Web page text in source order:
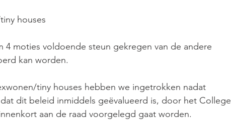
houses
4 moties voldoende steun gekregen van de andere
kan worden.
tiny houses hebben we ingetrokken nadat
dit beleid inmiddels geëvalueerd is, door het College
aan de raad voorgelegd gaat worden.